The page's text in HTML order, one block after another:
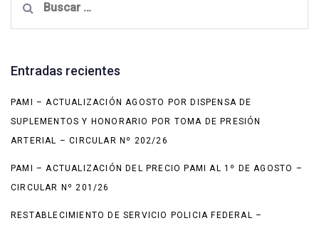
Entradas recientes
PAMI – ACTUALIZACIÓN AGOSTO POR DISPENSA DE
SUPLEMENTOS Y HONORARIO POR TOMA DE PRESIÓN
ARTERIAL – CIRCULAR Nº 202/26
PAMI – ACTUALIZACIÓN DEL PRECIO PAMI AL 1º DE AGOSTO –
CIRCULAR Nº 201/26
RESTABLECIMIENTO DE SERVICIO POLICIA FEDERAL –